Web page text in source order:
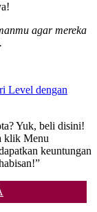
agar mereka
Level dengan
Yuk, beli disini!
klik Menu
keuntungan